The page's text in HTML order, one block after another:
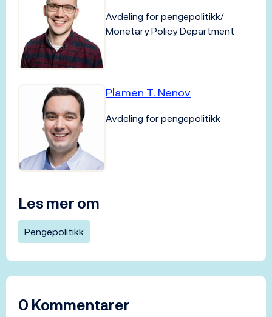
Avdeling for pengepolitikk/
Monetary Policy Department
Plamen T. Nenov
Avdeling for pengepolitikk
Les mer om
Pengepolitikk
0 Kommentarer